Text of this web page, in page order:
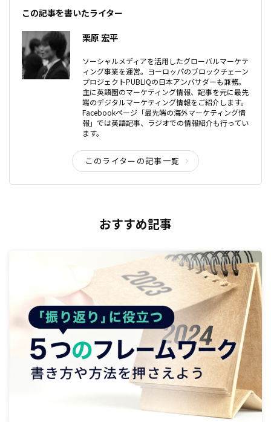
この記事を書いたライター
栗原 宏平
ソーシャルメディアを活用したグローバルマーケテ
ィング事業を運営。ヨーロッパのブロックチェーン
プロジェクトPUBLIQの日本アンバサダーも兼務。
主に英語圏のマーケティング情報、記事を元に最先
端のデジタルマーケティング情報をご紹介します。
Facebookページ「最先端の海外マーケティング情
報」では英語記事、ラジオでの情報紹介も行ってい
ます。
このライターの記事一覧
おすすめ記事